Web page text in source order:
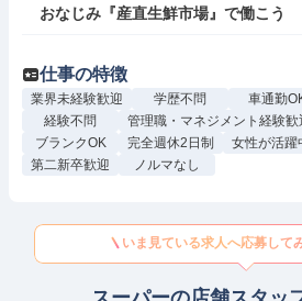
おなじみ『産直生鮮市場』で働こう
仕事の特徴
業界未経験歓迎 学歴不問 車通勤
経験不問
管理職・マネジメント経験歓
ブランクOK
完全週休2日制 女性が活躍
第二新卒歓迎
ノルマなし
いま見ている求人へ応募して